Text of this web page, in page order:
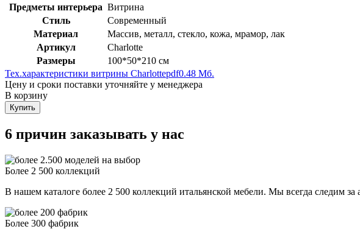
Предметы интерьера Витрина
Стиль
Современный
Материал
Массив, металл, стекло, кожа, мрамор, лак
Артикул
Charlotte
Размеры
100*50*210 см
Тех.характеристики витрины Charlottepdf0.48 Мб.
Цену и сроки поставки уточняйте у менеджера
В корзину
Купить
6 причин заказывать у нас
Более 2 500 коллекций
В нашем каталоге более 2 500 коллекций итальянской мебели. Мы всегда следим
Более 300 фабрик